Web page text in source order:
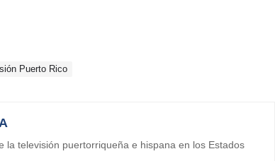
Puerto Rico
la televisión puertorriqueña e hispana en los Estados